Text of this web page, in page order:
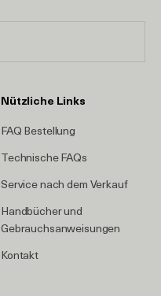
Nützliche Links
FAQ Bestellung
Technische FAQs
Service nach dem Verkauf
Handbücher und
Gebrauchsanweisungen
Kontakt